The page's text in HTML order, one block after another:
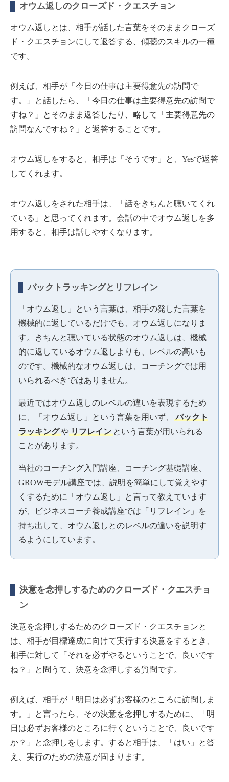
オウム返しのクローズド・クエスチョン
オウム返しとは、相手が話した言葉をそのままクローズ
ド・クエスチョンにして返答する、傾聴のスキルの一種
です。
例えば、相手が「今日の仕事は主要得意先の訪問で
す。」と話したら、「今日の仕事は主要得意先の訪問で
すね？」とそのまま返答したり、略して「主要得意先の
訪問なんですね？」と返答することです。
オウム返しをすると、相手は「そうです」と、Yesで返答
してくれます。
オウム返しをされた相手は、「話をきちんと聴いてくれ
ている」と思ってくれます。会話の中でオウム返しを多
用すると、相手は話しやすくなります。
バックトラッキングとリフレイン
「オウム返し」という言葉は、相手の発した言葉を
機械的に返しているだけでも、オウム返しになりま
す。きちんと聴いている状態のオウム返しは、機械
的に返しているオウム返しよりも、レベルの高いも
のです。機械的なオウム返しは、コーチングでは用
いられるべきではありません。
最近ではオウム返しのレベルの違いを表現するため
に、「オウム返し」という言葉を用いず、
バックト
ラッキングや リフレイン という言葉が用いられる
ことがあります。
当社のコーチング入門講座、コーチング基礎講座、
GROWモデル講座では、説明を簡単にして覚えやす
くするために「オウム返し」と言って教えています
が、ビジネスコーチ養成講座では「リフレイン」を
持ち出して、オウム返しとのレベルの違いを説明す
るようにしています。
決意を念押しするためのクローズド・クエスチョ
ン
決意を念押しするためのクローズド・クエスチョンと
は、相手が目標達成に向けて実行する決意をするとき、
相手に対して「それを必ずやるということで、良いです
ね？」と問うて、決意を念押しする質問です。
例えば、相手が「明日は必ずお客様のところに訪問しま
す。」と言ったら、その決意を念押しするために、「明
日は必ずお客様のところに行くということで、良いです
か？」と念押しをします。すると相手は、「はい」と答
え、実行のための決意が固まります。